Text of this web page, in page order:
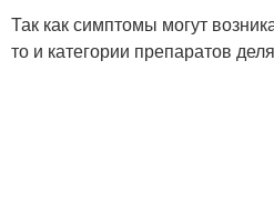
Так как симптомы могут
то и категории препаратов